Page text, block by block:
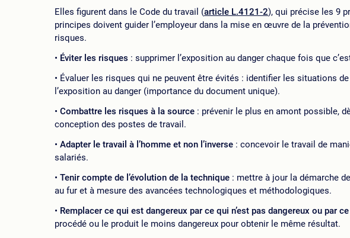
Elles figurent dans le Code du travail (article L.4121-2), qui précise les 9
principes doivent guider l’employeur dans la mise en œuvre de la
risques.
Éviter les risques : supprimer l’exposition au danger chaque fois que
Évaluer les risques qui ne peuvent être évités : identifier les situations
l’exposition au danger (importance du document unique).
Combattre les risques à la source : prévenir le plus en amont possible,
conception des postes de travail.
Adapter le travail à l’homme et non l’inverse : concevoir le travail de
salariés.
Tenir compte de l’évolution de la technique : mettre à jour la démarche
au fur et à mesure des avancées technologiques et méthodologiques.
Remplacer ce qui est dangereux par ce qui n’est pas dangereux ou par
procédé ou le produit le moins dangereux pour obtenir le même résultat.